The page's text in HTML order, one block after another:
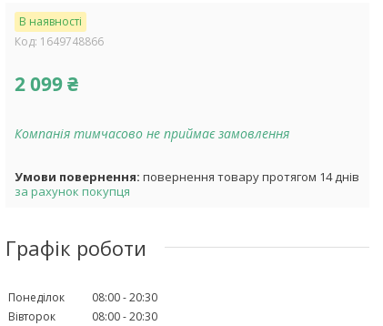
В наявності
Код: 1649748866
2 099 ₴
Компанія тимчасово не приймає замовлення
повернення товару протягом 14 днів
за рахунок покупця
Графік роботи
Понеділок 08:00 20:30
Вівторок
08:00 20:30